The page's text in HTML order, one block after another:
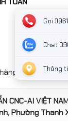
nhanh chóng
CNC-AI VIỆT
Phường Thanh
Gọi
Chat
Thông